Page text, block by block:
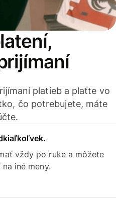
platieb a plaťte vo
čo potrebujete, máte
vždy po ruke a môžete
iné meny.